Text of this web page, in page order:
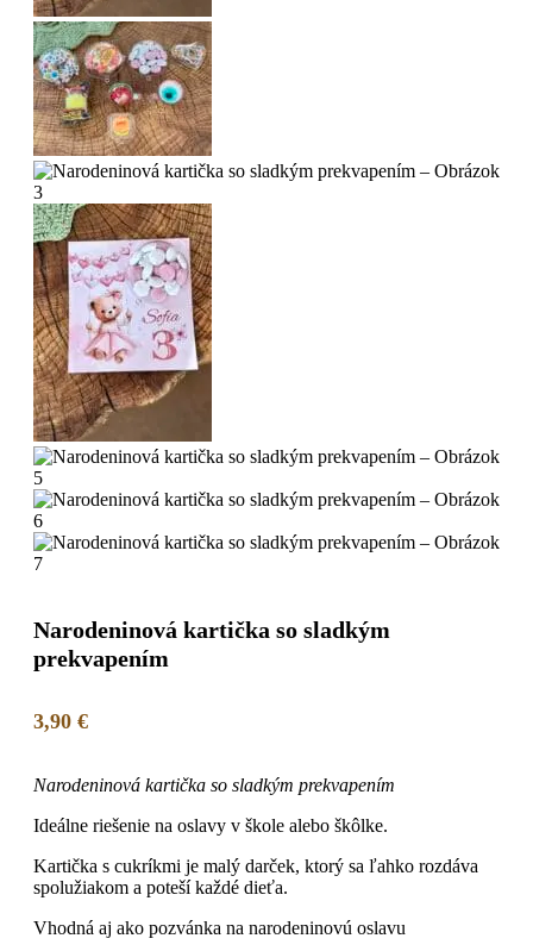
Narodeninová kartička so sladkým
prekvapením
3,90 €
Narodeninová kartička so sladkým prekvapením
Ideálne riešenie na oslavy v škole alebo škôlke.
Kartička s cukríkmi je malý darček, ktorý sa ľahko rozdáva
spolužiakom a poteší každé dieťa.
Vhodná aj ako pozvánka na narodeninovú oslavu